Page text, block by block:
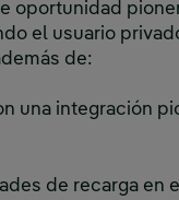
oportunidad
el usuario
de:
una integración
de recarga en